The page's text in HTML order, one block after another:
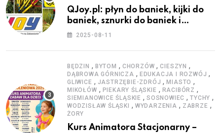
QJoy.pl: płyn do baniek, kijki do
baniek, sznurki do baniek i
zestawy do baniek
2025-08-11
BĘDZIN , BYTOM , CHORZÓW ,CIESZYN ,
DĄBROWA GÓRNICZA , EDUKACJA I ROZWÓJ ,
GLIWICE , JASTRZĘBIE-ZDRÓJ ,MIASTO ,
MIKOŁÓW , PIEKARY ŚLĄSKIE , RACIBÓRZ ,
SIEMIANOWICE ŚLĄSKIE ,SOSNOWIEC ,TYCHY ,
WODZISŁAW ŚLĄSKI , WYDARZENIA , ZABRZE ,
ŻORY
Kurs Animatora Stacjonarny –